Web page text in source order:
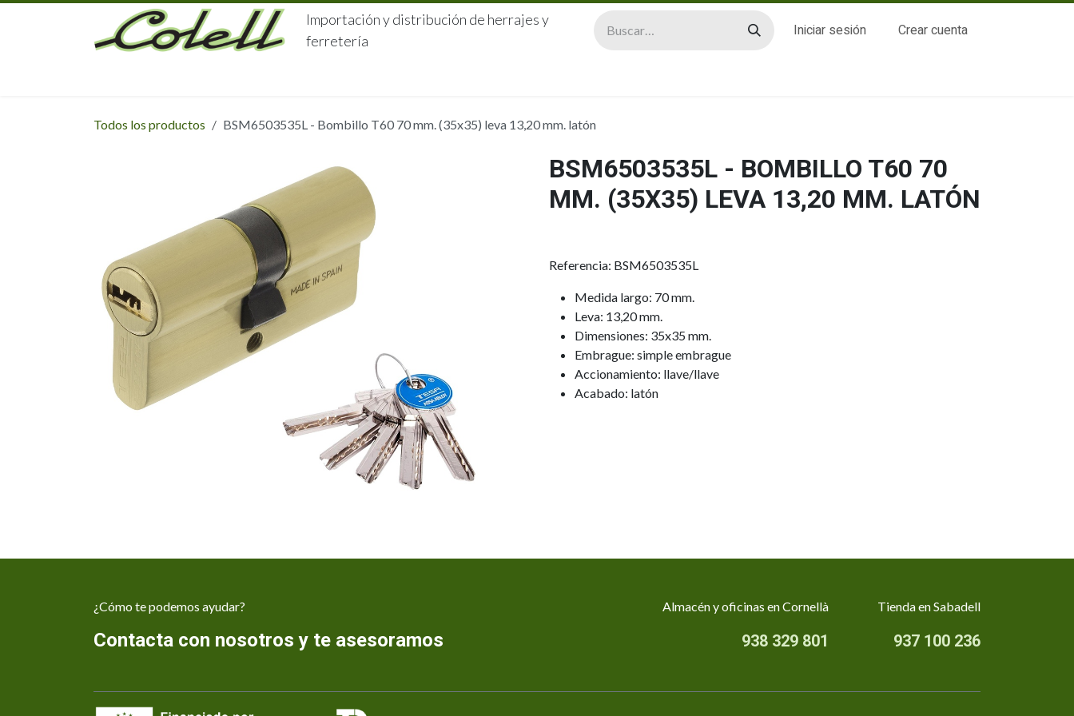
Ir al contenido
Importación y distribución de herrajes y
ferretería
Iniciar sesión Crear cuenta
Todos los productos BSM6503535L - Bombillo T60 70 mm. (35x35) leva 13,20 mm. latón
BSM6503535L - BOMBILLO T60 70
MM. (35X35) LEVA 13,20 MM. LATÓN
Referencia: BSM6503535L
Medida largo: 70 mm.
Leva: 13,20 mm.
Dimensiones: 35x35 mm.
Embrague: simple embrague
Accionamiento: llave/llave
Acabado: latón
¿Cómo te podemos ayudar?
Contacta con nosotros y te asesoramos
Almacén y oficinas en Cornellà
938 329 801
Tienda en Sabadell
937 100 236